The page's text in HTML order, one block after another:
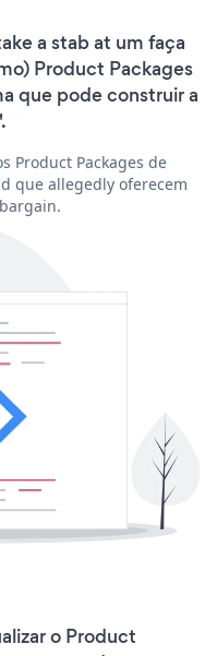
a stab at um faça
Product Packages
que pode construir a
Product Packages de
que allegedly oferecem
o Product